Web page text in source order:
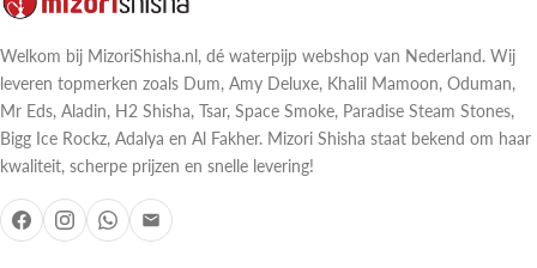
Welkom bij MizoriShisha.nl, dé waterpijp webshop van Nederland. Wij
leveren topmerken zoals Dum, Amy Deluxe, Khalil Mamoon, Oduman,
Mr Eds, Aladin, H2 Shisha, Tsar, Space Smoke, Paradise Steam Stones,
Bigg Ice Rockz, Adalya en Al Fakher. Mizori Shisha staat bekend om haar
kwaliteit, scherpe prijzen en snelle levering!